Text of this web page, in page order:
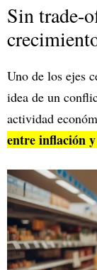
Sin trade-
Uno de los ejes
idea de un
actividad
entre inflación